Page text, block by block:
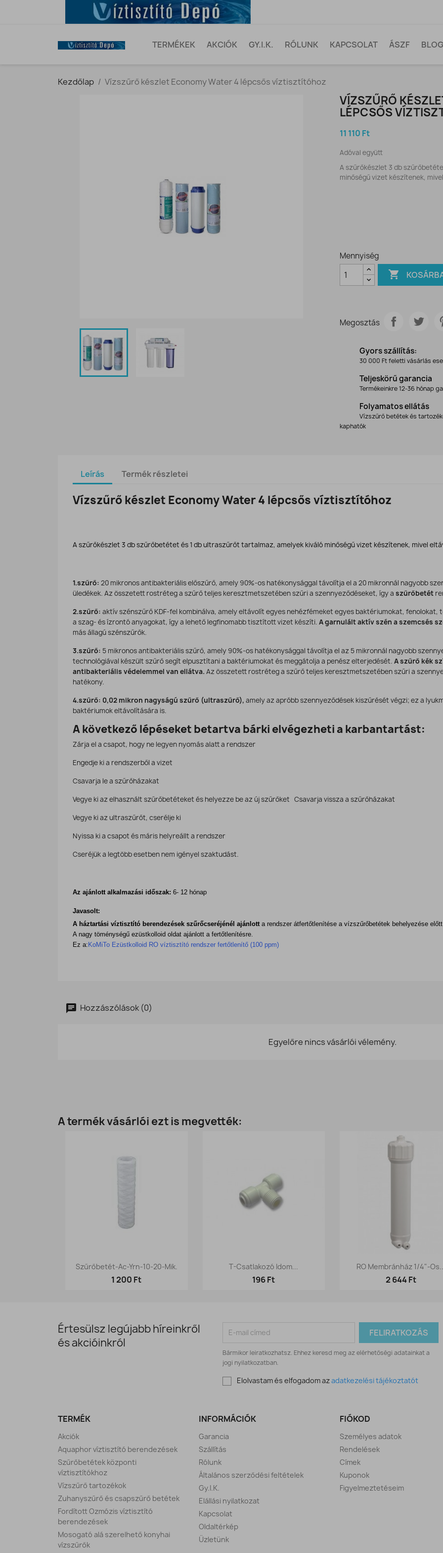
TERMÉKEK AKCIÓK GY.I.K. RÓLUNK KAPCSOLAT ÁSZF
Kezdőlap Vízszűrő készlet Economy Water 4 lépcsős víztisztítóhoz
VÍZSZŰRŐ
LÉPCSŐS
11 110 Ft
Adóval együtt
A szűrőkészlet 3 db
minőségű vizet készítenek,
Mennyiség

Megosztás
Gyors szállítás:
30 000 Ft feletti vásárlás
Teljeskörű garancia
Termékeinkre 12-36 hónap
Folyamatos ellátás
Vízszűrő betétek és
kaphatók
Leírás Termék részletei
Vízszűrő készlet Economy Water 4 lépcsős víztisztítóhoz
A szűrőkészlet 3 db szűrőbetétet és 1 db ultraszűrőt tartalmaz, amelyek kiváló minőségű vizet készítenek, mivel
1.szűrő: 20 mikronos antibakteriális előszűrő, amely 90%-os hatékonysággal távolítja el a 20 mikronnál nagyobb
üledékek. Az összetett rostréteg a szűrő teljes keresztmetszetében szűri a szennyeződéseket, így a szűrőbetét
2.szűrő: aktív szénszűrő KDF-fel kombinálva, amely eltávolít egyes nehézfémeket egyes baktériumokat,
a szag- és ízrontó anyagokat, így a lehető legfinomabb tisztított vizet készíti. A garnulált aktív szén a szemcsés
más állagú szénszűrők.
3.szűrő: 5 mikronos antibakteriális szűrő, amely 90%-os hatékonysággal távolítja el az 5 mikronnál nagyobb
technológiával készült szűrő segít elpusztítani a baktériumokat és meggátolja a penész elterjedését. A szűrő kék
antibakteriális védelemmel van ellátva. Az összetett rostréteg a szűrő teljes keresztmetszetében szűri a
hatékony.
4.szűrő: 0,02 mikron nagyságú szűrő (ultraszűrő), amely az apróbb szennyeződések kiszűrését végzi; ez a
baktériumok eltávolítására is.
A következő lépéseket betartva bárki elvégezheti a karbantartást:
Zárja el a csapot, hogy ne legyen nyomás alatt a rendszer
Engedje ki a rendszerből a vizet
Csavarja le a szűrőházakat
Vegye ki az elhasznált szűrőbetéteket és helyezze be az új szűrőket Csavarja vissza a szűrőházakat
Vegye ki az ultraszűrőt, cserélje ki
Nyissa ki a csapot és máris helyreállt a rendszer
Cseréjük a legtöbb esetben nem igényel szaktudást.
Az ajánlott alkalmazási időszak: 6- 12 hónap
Javasolt:
A háztartási víztisztító berendezések szűrőcseréjénél ajánlotta rendszer átfertőtlenítése a vízszűrőbetétek behelyezése
A nagy töménységű ezüstkolloid oldat ajánlott a fertőtlenítésre.
Ez a: KoMiTo Ezüstkolloid RO víztisztító rendszer fertőtlenítő (100 ppm)
Hozzászólások (0)
Egyelőre nincs vásárlói vélemény.
A termék vásárlói ezt is megvették:
Előnézet
Szűrőbetét-Ac-Yrn-10-20-Mik.
1 200 Ft
Előnézet
T-Csatlakozó Idom...
196 Ft
Előnézet
RO Membránház 1/4"-
2 644 Ft
Értesülsz legújabb híreinkről
és akcióinkról
Bármikor leiratkozhatsz. Ehhez keresd meg az elérhetőségi adatainkat a
jogi nyilatkozatban.
Elolvastam és elfogadom azadatkezelési tájékoztatót
TERMÉK
Akciók
Aquaphor víztisztító berendezések
Szűrőbetétek központi
víztisztítókhoz
Vízszűrő tartozékok
Zuhanyszűrő és csapszűrő betétek
Fordított Ozmózis víztisztító
berendezések
Mosogató alá szerelhető konyhai
vízszűrők
INFORMÁCIÓK
Garancia
Szállítás
Rólunk
Általános szerződési feltételek
Gy.I.K.
Elállási nyilatkozat
Kapcsolat
Oldaltérkép
Üzletünk
FIÓKOD
Személyes adatok
Rendelések
Címek
Kuponok
Figyelmeztetéseim